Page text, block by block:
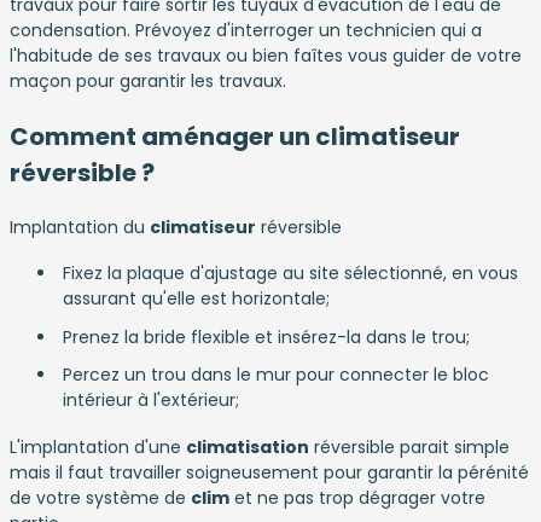
condensation. Prévoyez d'interroger un technicien qui a
l'habitude de ses travaux ou bien faîtes vous guider de votre
maçon pour garantir les travaux.
Comment aménager un climatiseur
réversible ?
Implantation du climatiseur réversible
Fixez la plaque d'ajustage au site sélectionné, en vous
assurant qu'elle est horizontale;
Prenez la bride flexible et insérez-la dans le trou;
Percez un trou dans le mur pour connecter le bloc
intérieur à l'extérieur;
L'implantation d'une climatisation réversible parait simple
mais il faut travailler soigneusement pour garantir la pérénité
de votre système de clim et ne pas trop dégrager votre